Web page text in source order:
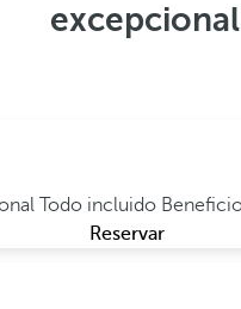
excepcional
Todo incluido
Reservar